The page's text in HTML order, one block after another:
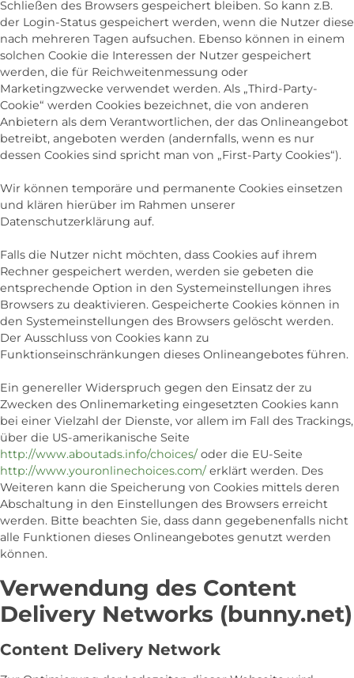
Schließen des Browsers gespeichert bleiben. So kann z.B.
der Login-Status gespeichert werden, wenn die Nutzer diese
nach mehreren Tagen aufsuchen. Ebenso können in einem
solchen Cookie die Interessen der Nutzer gespeichert
werden, die für Reichweitenmessung oder
Marketingzwecke verwendet werden. Als „Third-Party-
Cookie“ werden Cookies bezeichnet, die von anderen
Anbietern als dem Verantwortlichen, der das Onlineangebot
betreibt, angeboten werden (andernfalls, wenn es nur
dessen Cookies sind spricht man von „First-Party Cookies“).
Wir können temporäre und permanente Cookies einsetzen
und klären hierüber im Rahmen unserer
Datenschutzerklärung auf.
Falls die Nutzer nicht möchten, dass Cookies auf ihrem
Rechner gespeichert werden, werden sie gebeten die
entsprechende Option in den Systemeinstellungen ihres
Browsers zu deaktivieren. Gespeicherte Cookies können in
den Systemeinstellungen des Browsers gelöscht werden.
Der Ausschluss von Cookies kann zu
Funktionseinschränkungen dieses Onlineangebotes führen.
Ein genereller Widerspruch gegen den Einsatz der zu
Zwecken des Onlinemarketing eingesetzten Cookies kann
bei einer Vielzahl der Dienste, vor allem im Fall des Trackings,
über die US-amerikanische Seite
http://www.aboutads.info/choices/ oder die EU-Seite
http://www.youronlinechoices.com/ erklärt werden. Des
Weiteren kann die Speicherung von Cookies mittels deren
Abschaltung in den Einstellungen des Browsers erreicht
werden. Bitte beachten Sie, dass dann gegebenenfalls nicht
alle Funktionen dieses Onlineangebotes genutzt werden
können.
Verwendung des Content
Delivery Networks (bunny.net)
Content Delivery Network